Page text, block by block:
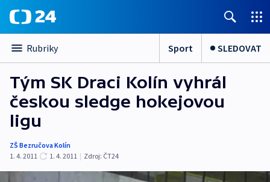
Rubriky Sport SLEDOVAT
Tým SK Draci Kolín vyhrál
českou sledge hokejovou
ligu
ZŠ Bezručova Kolín
1. 4. 2011
1. 4. 2011 | Zdroj: ČT24